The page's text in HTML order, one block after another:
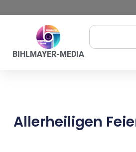
BIHLMAYER-MEDIA
Allerheiligen